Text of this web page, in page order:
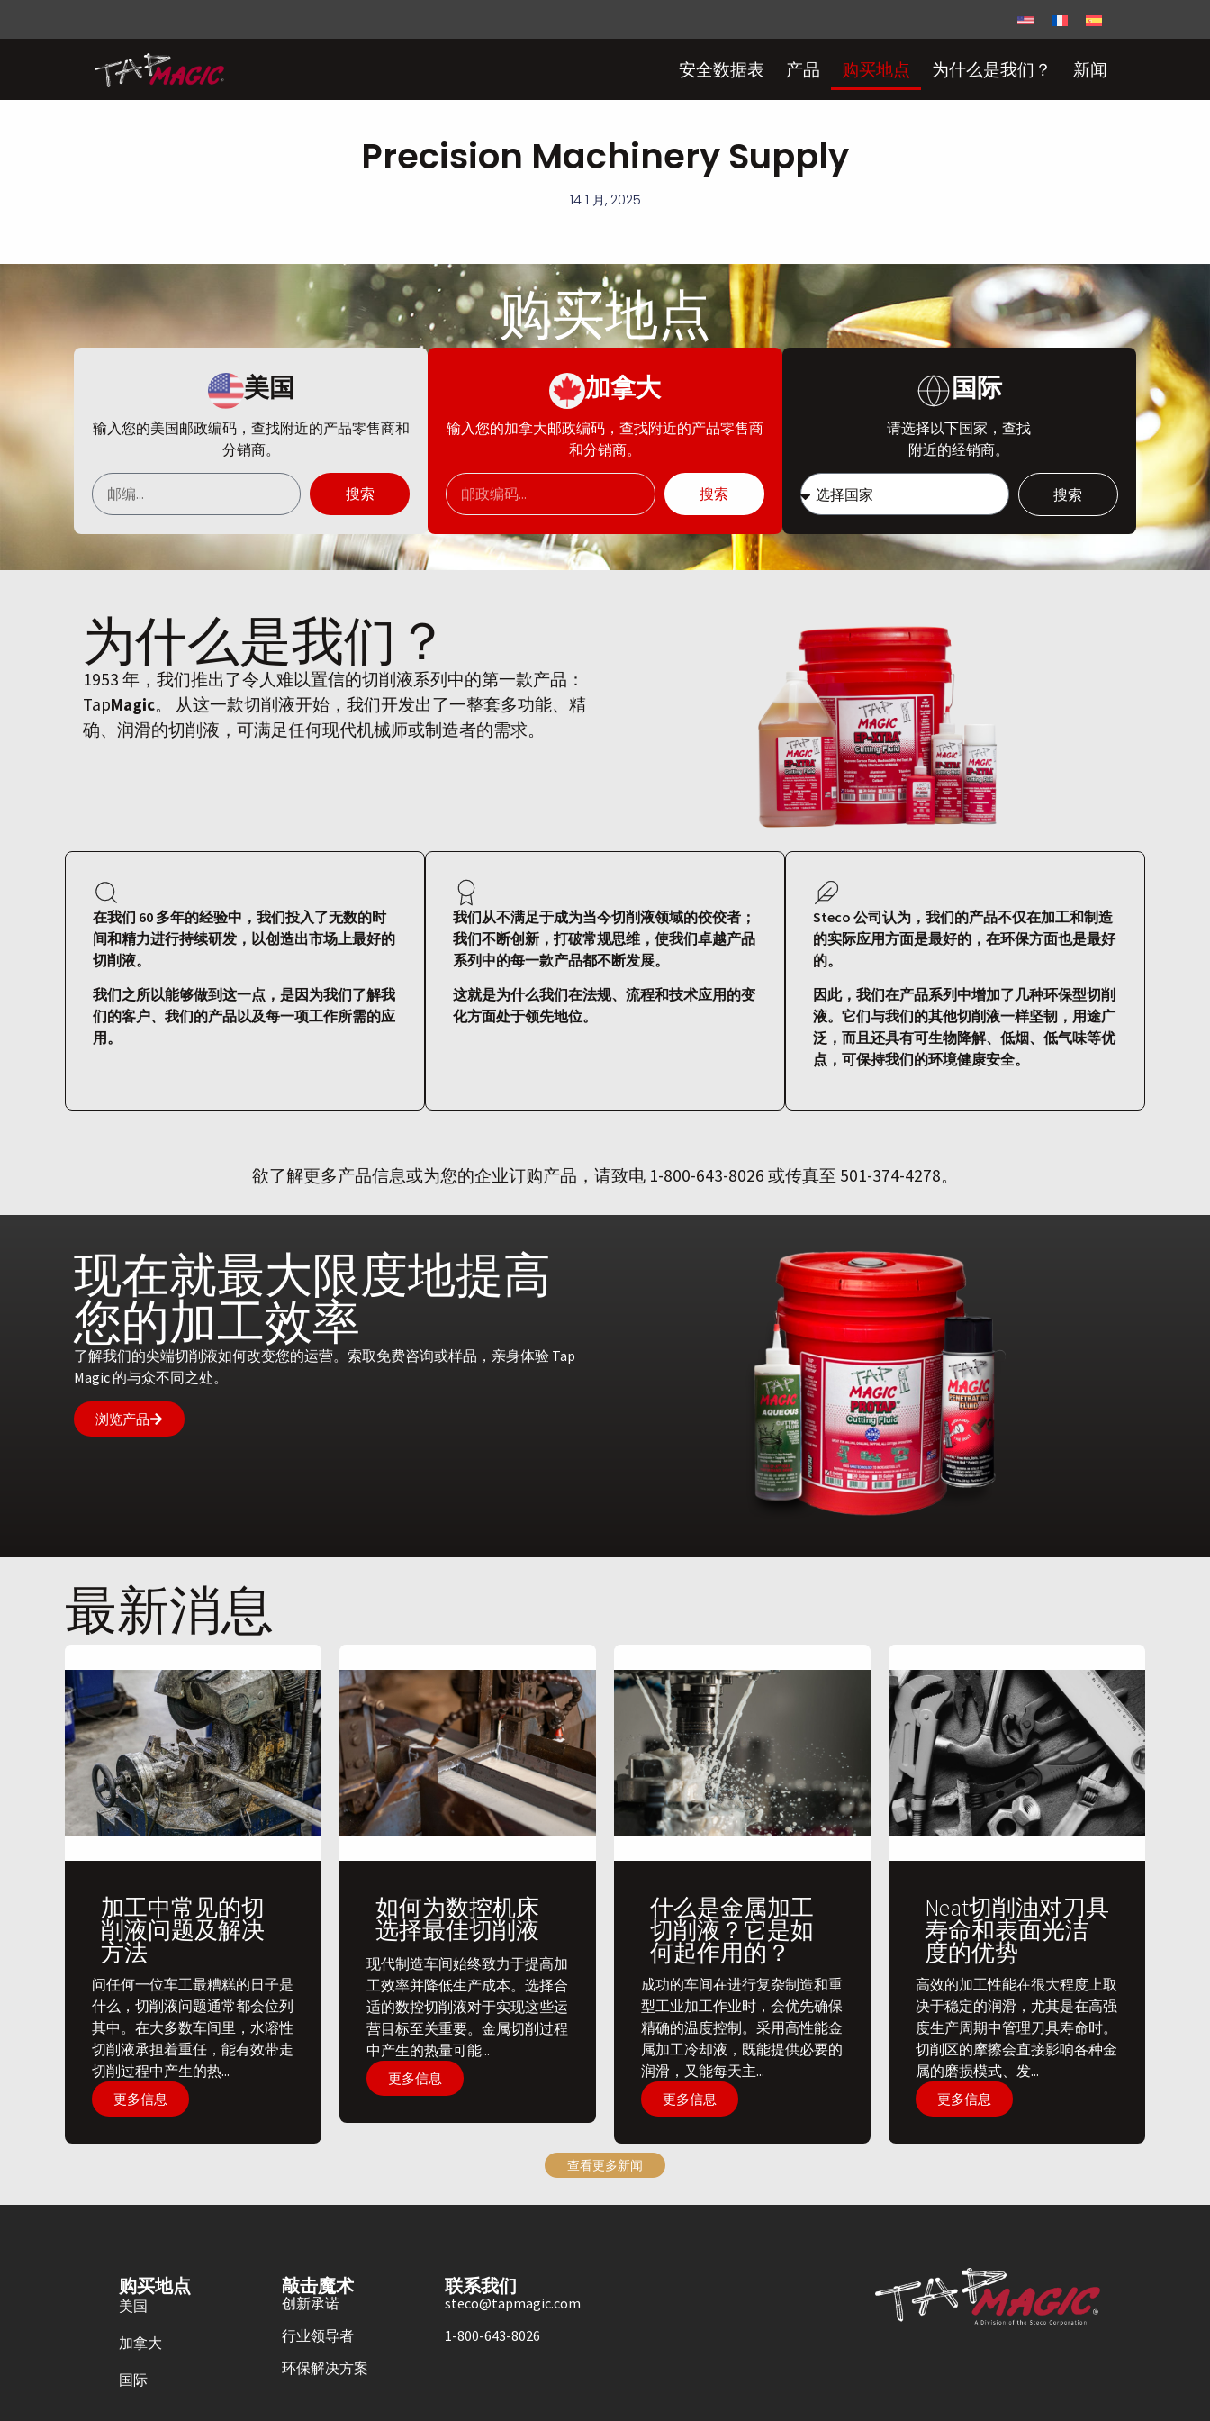
安全数据表 产品 购买地点 为什么是我们？ 新闻
Precision Machinery Supply
14 1 月, 2025
购买地点
美国
输入您的美国邮政编码，查找附近的产品零售商和
分销商。
搜索
加拿大
输入您的加拿大邮政编码，查找附近的产品零售商
和分销商。
搜索
国际
请选择以下国家，查找
附近的经销商。
搜索
为什么是我们 ？
1953 年，我们推出了令人难以置信的切削液系列中的第一款产品：
TapMagic。 从这一款切削液开始，我们开发出了一整套多功能、精
确、润滑的切削液，可满足任何现代机械师或制造者的需求。
在我们 60 多年的经验中，我们投入了无数的时
间和精力进行持续研发，以创造出市场上最好的
切削液。
我们之所以能够做到这一点，是因为我们了解我
们的客户、我们的产品以及每一项工作所需的应
用。
我们从不满足于成为当今切削液领域的佼佼者；
我们不断创新，打破常规思维，使我们卓越产品
系列中的每一款产品都不断发展。
这就是为什么我们在法规、流程和技术应用的变
化方面处于领先地位。
Steco 公司认为，我们的产品不仅在加工和制造
的实际应用方面是最好的，在环保方面也是最好
的。
因此，我们在产品系列中增加了几种环保型切削
液。它们与我们的其他切削液一样坚韧，用途广
泛，而且还具有可生物降解、低烟、低气味等优
点，可保持我们的环境健康安全。
欲了解更多产品信息或为您的企业订购产品，请致电 1-800-643-8026 或传真至 501-374-4278。
现在就最大限度地提高
您的加工效率
了解我们的尖端切削液如何改变您的运营。索取免费咨询或样品，亲身体验 Tap
Magic 的与众不同之处。
浏览产品
最新消息
加工中常见的切
削液问题及解决
方法
问任何一位车工最糟糕的日子是
什么，切削液问题通常都会位列
其中。在大多数车间里，水溶性
切削液承担着重任，能有效带走
切削过程中产生的热...
更多信息
如何为数控机床
选择最佳切削液
​现代制造车间始终致力于提高加
工效率并降低生产成本。选择合
适的数控切削液对于实现这些运
营目标至关重要。金属切削过程
中产生的热量可能...
更多信息
什么是金属加工
切削液？它是如
何起作用的？
​成功的车间在进行复杂制造和重
型工业加工作业时，会优先确保
精确的温度控制。采用高性能金
属加工冷却液，既能提供必要的
润滑，又能每天主...
更多信息
Neat切削油对刀具
寿命和表面光洁
度的优势
​高效的加工性能在很大程度上取
决于稳定的润滑，尤其是在高强
度生产周期中管理刀具寿命时。
切削区的摩擦会直接影响各种金
属的磨损模式、发...
更多信息
查看更多新闻
购买地点
美国
加拿大
国际
敲击魔术
创新承诺
行业领导者
环保解决方案
联系我们
steco@tapmagic.com
1-800-643-8026